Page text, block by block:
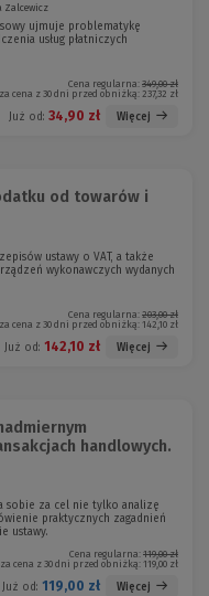
Zalcewicz
ujmuje problematykę
usług płatniczych
Cena regularna: 349,00 zł
cena z 30 dni przed obniżką: 237,32 zł
Już od: 34,90 zł Więcej
od towarów i
ustawy o VAT, a także
wykonawczych wydanych
Cena regularna: 203,00 zł
cena z 30 dni przed obniżką:142,10 zł
Już od: 142,10 zł Więcej
handlowych.
sobie za cel nie tylko analizę
praktycznych zagadnień
ustawy.
Cena regularna: 119,00 zł
cena z 30 dni przed obniżką:119,00 zł
Już od: 119,00 zł Więcej